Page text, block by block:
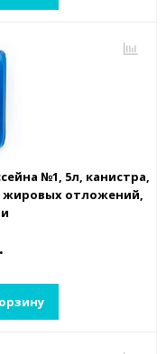
№1, 5л, канистра,
жировых отложений,